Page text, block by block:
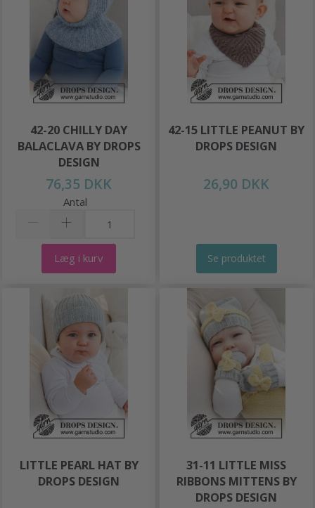
42-20 CHILLY DAY
BALACLAVA BY DROPS
DESIGN
76,35 DKK
Antal
Læg i kurv
42-15 LITTLE PEANUT BY
DROPS DESIGN
26,90 DKK
Se produktet
LITTLE PEARL HAT BY
DROPS DESIGN
31-11 LITTLE MISS
RIBBONS MITTENS BY
DROPS DESIGN